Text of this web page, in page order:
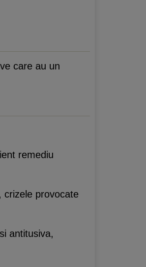
care au un
remediu
crizele provocate
antitusiva,